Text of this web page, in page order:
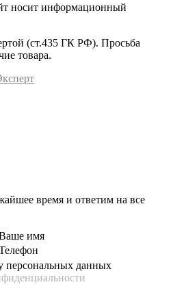
носит информационный
(ст.435 ГК РФ). Просьба
товара.
время и ответим на все
имя
персональных данных